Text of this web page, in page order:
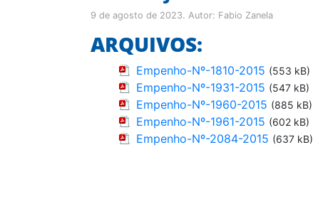
9 de agosto de 2023. Autor: Fabio Zanela
ARQUIVOS:
Empenho-Nº-1810-2015 (553 kB)
Empenho-Nº-1931-2015 (547 kB)
Empenho-Nº-1960-2015 (885 kB)
Empenho-Nº-1961-2015 (602 kB)
Empenho-Nº-2084-2015 (637 kB)